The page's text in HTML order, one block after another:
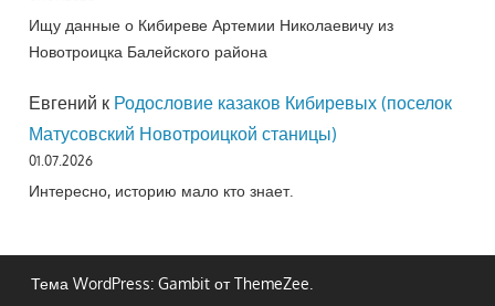
Ищу данные о Кибиреве Артемии Николаевичу из
Новотроицка Балейского района
Евгений к Родословие казаков Кибиревых (поселок
Матусовский Новотроицкой станицы)
01.07.2026
Интересно, историю мало кто знает.
Тема WordPress: Gambit от ThemeZee.